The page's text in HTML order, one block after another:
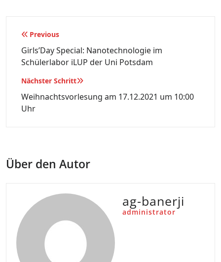
Beitragsnavigation
Previous
Girls’Day Special: Nanotechnologie im
Schülerlabor iLUP der Uni Potsdam
Nächster Schritt
Weihnachtsvorlesung am 17.12.2021 um 10:00
Uhr
Über den Autor
ag-banerji
administrator